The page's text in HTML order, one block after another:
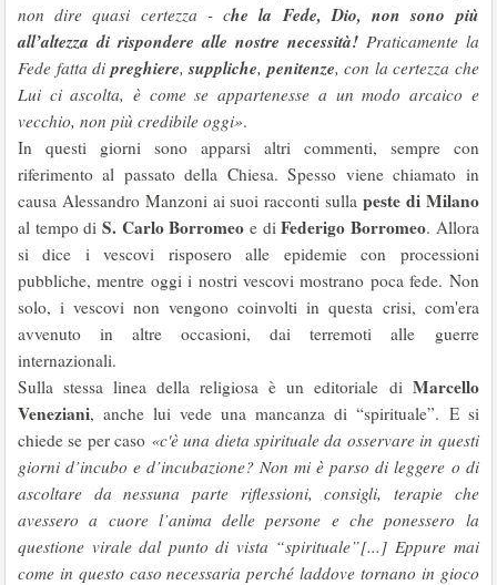
non dire quasi certezza - che la Fede, Dio, non sono più
all’altezza di rispondere alle nostre necessità!Praticamente la
Fede fatta dipreghiere,suppliche,penitenze, con la certezza che
Lui ci ascolta, è come se appartenesse a un modo arcaico e
vecchio, non più credibile oggi».
In questi giorni sono apparsi altri commenti, sempre con
riferimento al passato della Chiesa. Spesso viene chiamato in
causa Alessandro Manzoni ai suoi racconti sulla peste di Milano
al tempo di S. Carlo Borromeo e diFederigo Borromeo. Allora
si dice i vescovi risposero alle epidemie con processioni
pubbliche, mentre oggi i nostri vescovi mostrano poca fede. Non
solo, i vescovi non vengono coinvolti in questa crisi, com'era
avvenuto in altre occasioni, dai terremoti alle guerre
internazionali.
Sulla stessa linea della religiosa è un editoriale di Marcello
Veneziani, anche lui vede una mancanza di “spirituale”. E si
chiede se per caso «c'è una dieta spirituale da osservare in questi
giorni d’incubo e d’incubazione? Non mi è parso di leggere o di
ascoltare da nessuna parte riflessioni, consigli, terapie che
avessero a cuore l’anima delle persone e che ponessero la
questione virale dal punto di vista “spirituale”[...] Eppure mai
come in questo caso necessaria perché laddove tornano in gioco